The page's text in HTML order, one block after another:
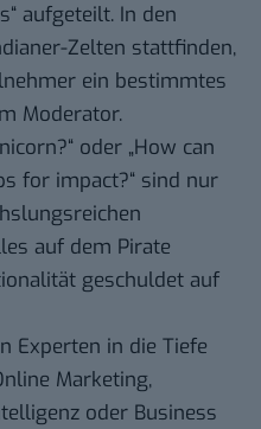
aufgeteilt. In den
Zelten stattfinden,
ein bestimmtes
Moderator.
oder „How can
for impact?“ sind nur
auf dem Pirate
geschuldet auf
Experten in die Tiefe
Marketing,
oder Business